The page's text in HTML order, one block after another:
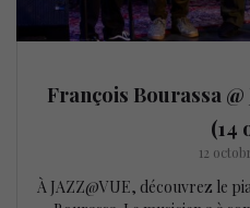
François Bourassa
(14
12
À JAZZ@VUE, découvrez le